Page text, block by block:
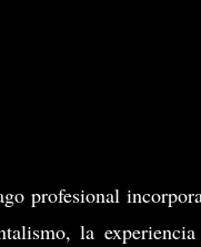
profesional
la